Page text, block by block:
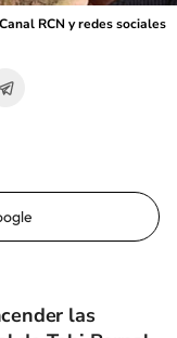
RCN y redes sociales
las